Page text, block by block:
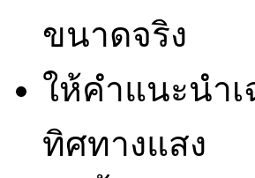
ขนาดจริง
ให้คำแนะนำ
ทิศทางแสง